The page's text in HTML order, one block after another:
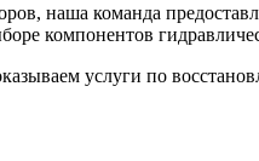
наша команда
компонентов
услуги по